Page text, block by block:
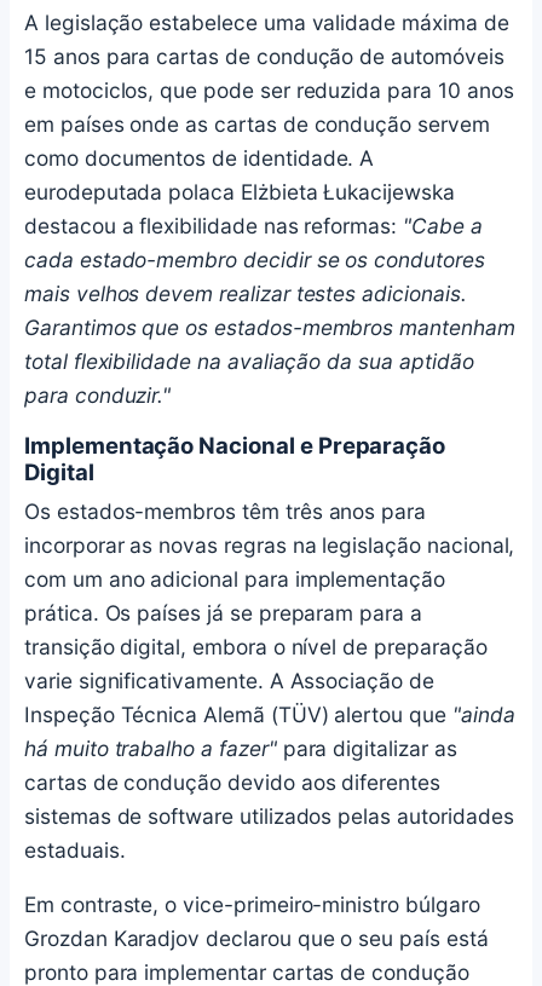
A legislação estabelece uma validade máxima de
15 anos para cartas de condução de automóveis
e motociclos, que pode ser reduzida para 10 anos
em países onde as cartas de condução servem
como documentos de identidade. A
eurodeputada polaca Elżbieta Łukacijewska
destacou a flexibilidade nas reformas: "Cabe a
cada estado-membro decidir se os condutores
mais velhos devem realizar testes adicionais.
Garantimos que os estados-membros mantenham
total flexibilidade na avaliação da sua aptidão
para conduzir."
Implementação Nacional e Preparação
Digital
Os estados-membros têm três anos para
incorporar as novas regras na legislação nacional,
com um ano adicional para implementação
prática. Os países já se preparam para a
transição digital, embora o nível de preparação
varie significativamente. A Associação de
Inspeção Técnica Alemã (TÜV) alertou que "ainda
há muito trabalho a fazer"para digitalizar as
cartas de condução devido aos diferentes
sistemas de software utilizados pelas autoridades
estaduais.
Em contraste, o vice-primeiro-ministro búlgaro
Grozdan Karadjov declarou que o seu país está
pronto para implementar cartas de condução